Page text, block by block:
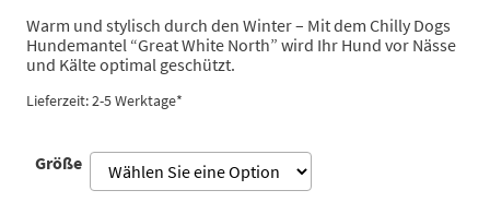
Warm und stylisch durch den Winter – Mit dem Chilly Dogs
Hundemantel “Great White North” wird Ihr Hund vor Nässe
und Kälte optimal geschützt.
Lieferzeit: 2-5 Werktage*
Größe